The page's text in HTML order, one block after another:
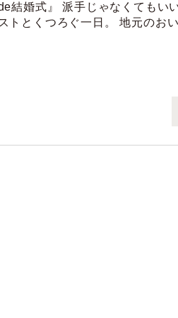
結婚式』 派手じゃなくてもい
トとくつろぐ一日。 地元のお